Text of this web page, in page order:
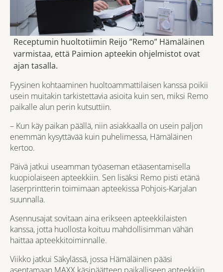
Receptumin huoltotiimin Reijo ”Remo” Hämäläinen
varmistaa, että Paimion apteekin ohjelmistot ovat
ajan tasalla.
Fyysinen kohtaaminen huoltoammattilaisen kanssa poikii
usein muitakin tarkistettavia asioita kuin sen, miksi Remo
paikalle alun perin kutsuttiin.
– Kun käy paikan päällä, niin asiakkaalla on usein paljon
enemmän kysyttävää kuin puhelimessa, Hämäläinen
kertoo.
Päivä jatkui useamman työaseman etäasentamisella
kuopiolaiseen apteekkiin. Sen lisäksi Remo pisti etänä
laserprintterin toimimaan apteekissa Pohjois-Karjalan
suunnalla.
Asennusajat sovitaan aina erikseen apteekkilaisten
kanssa, jotta huollosta koituu mahdollisimman vähän
haittaa apteekkitoiminnalle.
Viikko jatkui Säkylässä, jossa Hämäläinen pääsi